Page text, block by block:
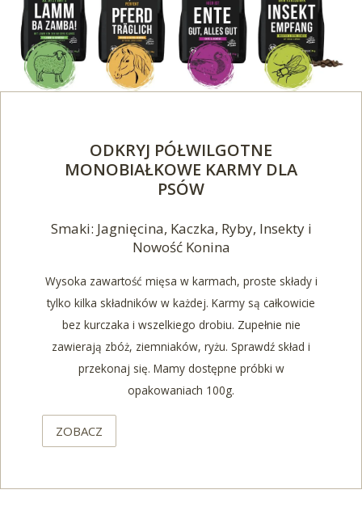
ODKRYJ PÓŁWILGOTNE
MONOBIAŁKOWE KARMY DLA
PSÓW
Smaki: Jagnięcina, Kaczka, Ryby, Insekty i
Nowość Konina
Wysoka zawartość mięsa w karmach, proste składy i
tylko kilka składników w każdej. Karmy są całkowicie
bez kurczaka i wszelkiego drobiu. Zupełnie nie
zawierają zbóż, ziemniaków, ryżu. Sprawdź skład i
przekonaj się. Mamy dostępne próbki w
opakowaniach 100g.
ZOBACZ